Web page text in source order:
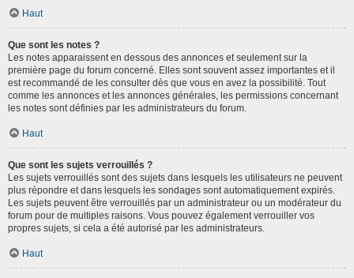
Haut
Que sont les notes ?
Les notes apparaissent en dessous des annonces et seulement sur la
première page du forum concerné. Elles sont souvent assez importantes et il
est recommandé de les consulter dès que vous en avez la possibilité. Tout
comme les annonces et les annonces générales, les permissions concernant
les notes sont définies par les administrateurs du forum.
Haut
Que sont les sujets verrouillés ?
Les sujets verrouillés sont des sujets dans lesquels les utilisateurs ne peuvent
plus répondre et dans lesquels les sondages sont automatiquement expirés.
Les sujets peuvent être verrouillés par un administrateur ou un modérateur du
forum pour de multiples raisons. Vous pouvez également verrouiller vos
propres sujets, si cela a été autorisé par les administrateurs.
Haut